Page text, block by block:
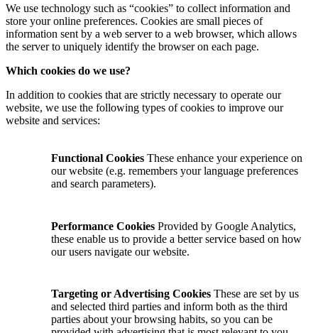
We use technology such as “cookies” to collect information and
store your online preferences. Cookies are small pieces of
information sent by a web server to a web browser, which allows
the server to uniquely identify the browser on each page.
Which cookies do we use?
In addition to cookies that are strictly necessary to operate our
website, we use the following types of cookies to improve our
website and services:
Functional Cookies These enhance your experience on
our website (e.g. remembers your language preferences
and search parameters).
Performance Cookies Provided by Google Analytics,
these enable us to provide a better service based on how
our users navigate our website.
Targeting or Advertising Cookies These are set by us
and selected third parties and inform both as the third
parties about your browsing habits, so you can be